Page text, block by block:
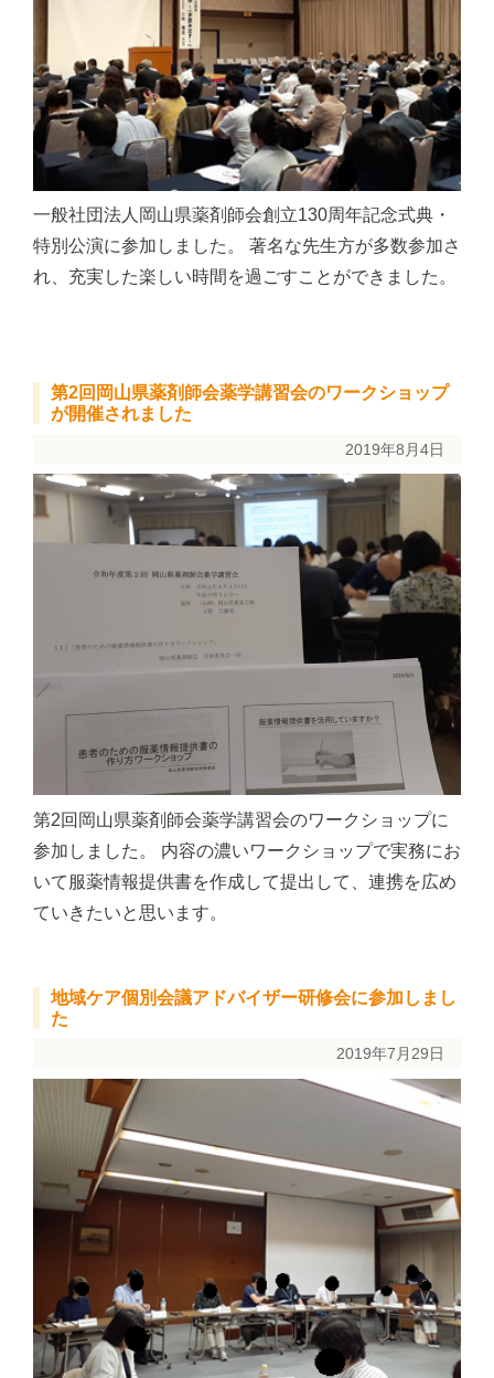
一般社団法人岡山県薬剤師会創立130周年記念式典・
特別公演に参加しました。 著名な先生方が多数参加さ
れ、充実した楽しい時間を過ごすことができました。
第2回岡山県薬剤師会薬学講習会のワークショップ
が開催されました
2019年8月4日
第2回岡山県薬剤師会薬学講習会のワークショップに
参加しました。 内容の濃いワークショップで実務にお
いて服薬情報提供書を作成して提出して、連携を広め
ていきたいと思います。
地域ケア個別会議アドバイザー研修会に参加しまし
た
2019年7月29日